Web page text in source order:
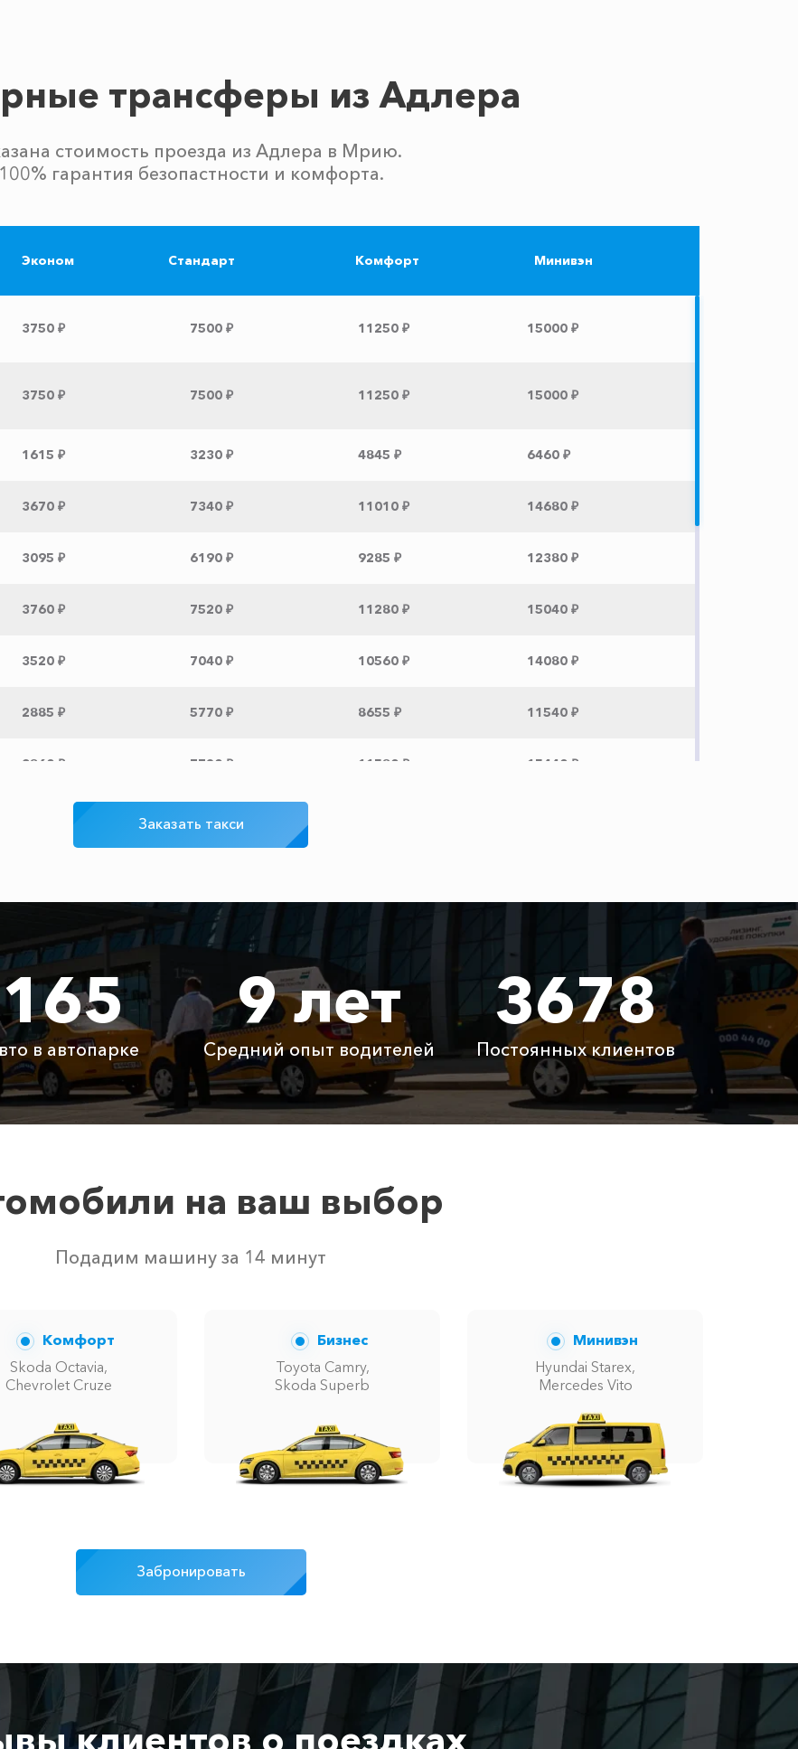
трансферы из Адлера
стоимость проезда из Адлера в Мрию.
100% гарантия безопастности и комфорта.
Эконом Стандарт Комфорт Минивэн
3750 ₽ 7500 ₽ 11250 ₽ 15000 ₽
3750 ₽ 7500 ₽ 11250 ₽ 15000 ₽
1615 ₽ 3230 ₽ 4845 ₽ 6460 ₽
3670 ₽ 7340 ₽ 11010 ₽ 14680 ₽
3095 ₽ 6190 ₽ 9285 ₽ 12380 ₽
3760 ₽ 7520 ₽ 11280 ₽ 15040 ₽
3520 ₽ 7040 ₽ 10560 ₽ 14080 ₽
2885 ₽ 5770 ₽ 8655 ₽ 11540 ₽
3860 ₽ 7720 ₽ 11580 ₽ 15440 ₽
3640 ₽
20175 ₽
450 ₽ 900 ₽ 1350 ₽ 1800 ₽
Бесплатно Бесплатно Бесплатно Бесплатно
Бесплатно Бесплатно Бесплатно Бесплатно
Заказать такси
165
в автопарке
9 лет
Средний опыт водителей
3678
Постоянных клиентов
на ваш выбор
Подадим машину за 14 минут
Комфорт
Skoda Octavia,
Chevrolet Cruze
Бизнес
Toyota Camry,
Skoda Superb
Минивэн
Hyundai Starex,
Mercedes Vito
Забронировать
клиентов о поездках